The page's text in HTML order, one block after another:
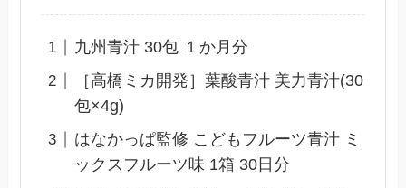
九州青汁 30包 １か月分
［高橋ミカ開発］葉酸青汁 美力青汁(30
包×4g)
はなかっぱ監修 こどもフルーツ青汁 ミ
ックスフルーツ味 1箱 30日分